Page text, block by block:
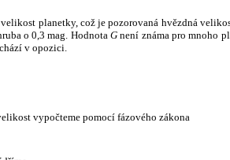
planetky, což je pozorovaná hvězdná
o 0,3 mag. HodnotaG není známa pro mnoho
v opozici.
vypočteme pomocí fázového zákona